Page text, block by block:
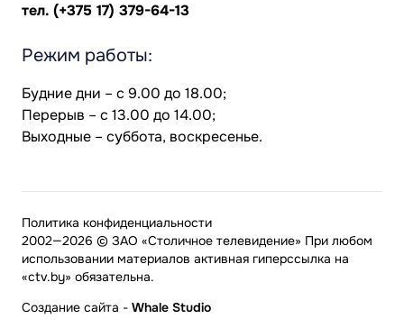
тел. (+375 17) 379-64-13
Режим работы:
Будние дни – с 9.00 до 18.00;
Перерыв – с 13.00 до 14.00;
Выходные – суббота, воскресенье.
2002—2026 © ЗАО «Столичное телевидение» При любом
использовании материалов активная гиперссылка на
«ctv.by» обязательна.
Политика конфиденциальности
Создание сайта - Whale Studio